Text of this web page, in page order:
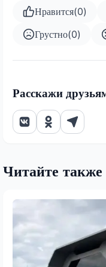
Нравится(0)
Грустно(0)
Расскажи
Читайте также